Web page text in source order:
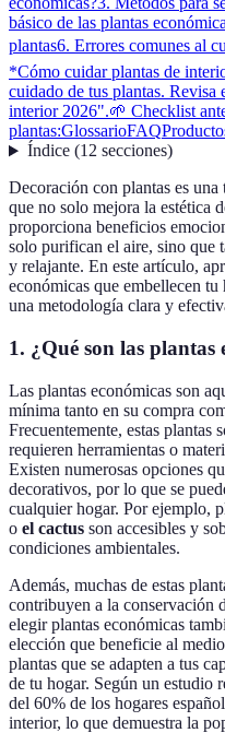
básico de las plantas
plantas6. Errores comunes al
*Cómo cuidar plantas de
cuidado de tus plantas.
interior 2026".🌱 Checklist
plantas:GlossarioFAQ
Índice(12 secciones)
Decoración con plantas es
que no solo mejora la estética
proporciona beneficios
solo purifican el aire, sino que
y relajante. En este artículo,
económicas que embellecen
una metodología clara y
1. ¿Qué son las plantas
Las plantas económicas son
mínima tanto en su compra
Frecuentemente, estas plantas
requieren herramientas o
Existen numerosas opciones
decorativos, por lo que se
cualquier hogar. Por ejemplo,
o el cactus son accesibles y
condiciones ambientales.
Además, muchas de estas
contribuyen a la conservación
elegir plantas económicas
elección que beneficie al
plantas que se adapten a tus
de tu hogar. Según un estudio
del 60% de los hogares
interior, lo que demuestra la